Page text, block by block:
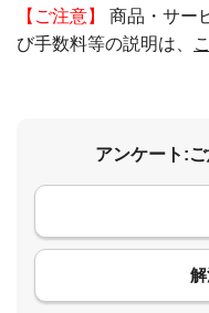
【ご注意】
商品・サー
び手数料等の説明は、
アンケート: